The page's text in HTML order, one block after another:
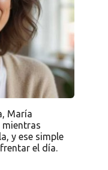
María
mientras
y ese simple
el día.